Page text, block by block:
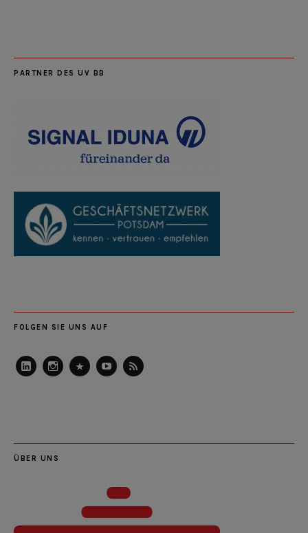
PARTNER DES UV BB
FOLGEN SIE UNS AUF
ÜBER UNS